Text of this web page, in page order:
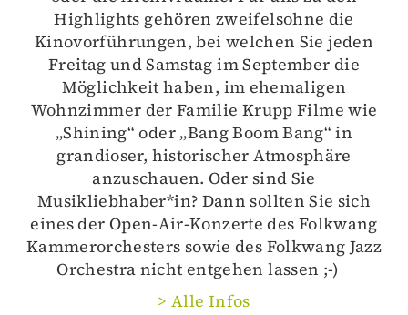
Highlights gehören zweifelsohne die
Kinovorführungen, bei welchen Sie jeden
Freitag und Samstag im September die
Möglichkeit haben, im ehemaligen
Wohnzimmer der Familie Krupp Filme wie
„Shining“ oder „Bang Boom Bang“ in
grandioser, historischer Atmosphäre
anzuschauen. Oder sind Sie
Musikliebhaber*in? Dann sollten Sie sich
eines der Open-Air-Konzerte des Folkwang
Kammerorchesters sowie des Folkwang Jazz
Orchestra nicht entgehen lassen ;-)
> Alle Infos